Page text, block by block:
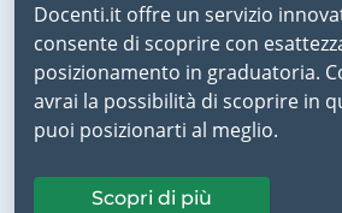
Docenti.it offre un servizio
consente di scoprire con
posizionamento in graduatoria.
avrai la possibilità di scoprire in
puoi posizionarti al meglio.
Scopri di più